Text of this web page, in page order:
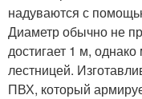
надуваются с
Диаметр обычно не
достигает 1 м,
лестницей.
ПВХ, который